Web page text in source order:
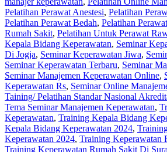
Pelatihan Perawat Anestesi, Pelatihan
Pelatihan Perawat Bedah, Pelatihan
Rumah Sakit‎, Pelatihan Untuk Perawat
Kepala Bidang Keperawatan, Seminar
Di Jogja, Seminar Keperawatan Jiwa,
Seminar Keperawatan Terbaru, Seminar
Seminar Manajemen Keperawatan Online,
Keperawatan Rs, Seminar Online
Taining/ Pelatihan Standar Nasional
Tema Seminar Manajemen Keperawatan,
Keperawatan, Training Kepala Bidang
Kepala Bidang Keperawatan 2024,
Keperawatan 2024, Training Keperawatan
Training Keperawatan Rumah Sakit Di